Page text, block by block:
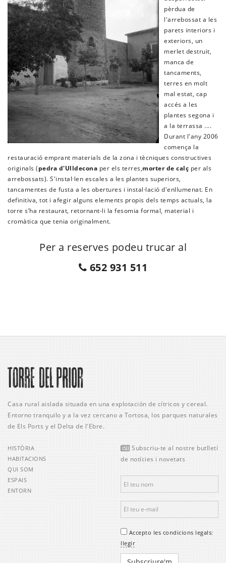
pèrdua de
l'arrebossat a les
parets interiors i
exteriors, un
merlet destruit,
manca de
tancaments,
terres en molt
mal estat, cap
accés a les
plantes segona i
a la terrassa ....
Durant l'any 2006
comença la
restauració emprant materials de la zona i tècniques constructives
originals (pedra d'Ulldecona per els terres,morter de calç per als
arrebossats). S'instal·len escales a les plantes superiors,
tancamentes de fusta a les obertures i instal·lació d'enllumenat. En
definitiva, tot i afegir alguns elements propis dels temps actuals, la
torre s’ha restaurat, retornant-li la fesomia formal, material i
cromàtica que tenia originalment.
Per a reserves podeu trucar al
652 931 511
Casa rural aislada situada en una explotación de cítricos y cereal.
Entorno tranquilo y a la vez cercano a Tortosa, los parques naturales
de Els Ports y el Delta de l'Ebre.
HISTÒRIA
HABITACIONS
QUI SOM
ESPAIS
ENTORN
Subscriu-te al nostre butlletí
de notícies i novetats
Accepto les condicions legals:
llegir